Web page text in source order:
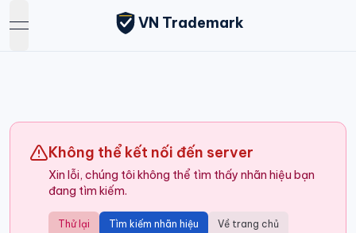
open navigation menu
VN Trademark
Không thể kết nối đến server
Xin lỗi, chúng tôi không thể tìm thấy nhãn hiệu bạn
đang tìm kiếm.
Thử lại Tìm kiếm nhãn hiệu Về trang chủ